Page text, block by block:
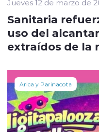
Jueves 12 de marzo de
Sanitaria
uso del
extraídos de la
Arica y Parinacota